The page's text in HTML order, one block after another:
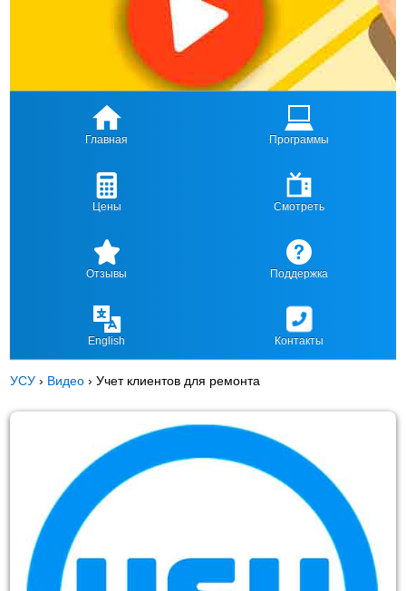
Главная Программы
Цены Смотреть
Отзывы Поддержка
English Контакты
УСУ › Видео ›Учет клиентов для ремонта